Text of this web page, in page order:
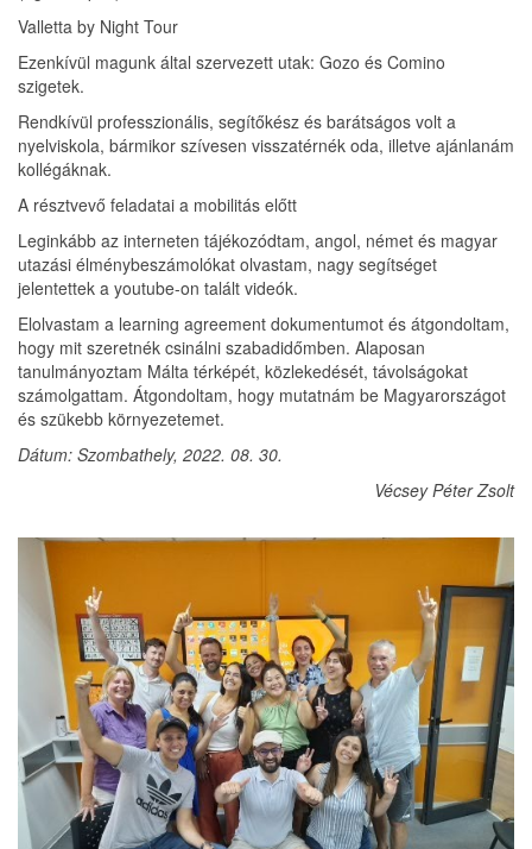
Valletta by Night Tour
Ezenkívül magunk által szervezett utak: Gozo és Comino
szigetek.
Rendkívül professzionális, segítőkész és barátságos volt a
nyelviskola, bármikor szívesen visszatérnék oda, illetve ajánlanám
kollégáknak.
A résztvevő feladatai a mobilitás előtt
Leginkább az interneten tájékozódtam, angol, német és magyar
utazási élménybeszámolókat olvastam, nagy segítséget
jelentettek a youtube-on talált videók.
Elolvastam a learning agreement dokumentumot és átgondoltam,
hogy mit szeretnék csinálni szabadidőmben. Alaposan
tanulmányoztam Málta térképét, közlekedését, távolságokat
számolgattam. Átgondoltam, hogy mutatnám be Magyarországot
és szükebb környezetemet.
Dátum: Szombathely, 2022. 08. 30.
Vécsey Péter Zsolt